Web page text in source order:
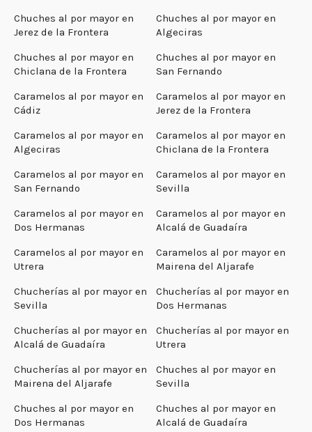
Chuches al por mayor en
Jerez de la Frontera
Chuches al por mayor en
Algeciras
Chuches al por mayor en
Chiclana de la Frontera
Chuches al por mayor en
San Fernando
Caramelos al por mayor en
Cádiz
Caramelos al por mayor en
Jerez de la Frontera
Caramelos al por mayor en
Algeciras
Caramelos al por mayor en
Chiclana de la Frontera
Caramelos al por mayor en
San Fernando
Caramelos al por mayor en
Sevilla
Caramelos al por mayor en
Dos Hermanas
Caramelos al por mayor en
Alcalá de Guadaíra
Caramelos al por mayor en
Utrera
Caramelos al por mayor en
Mairena del Aljarafe
Chucherías al por mayor en
Sevilla
Chucherías al por mayor en
Dos Hermanas
Chucherías al por mayor en
Alcalá de Guadaíra
Chucherías al por mayor en
Utrera
Chucherías al por mayor en
Mairena del Aljarafe
Chuches al por mayor en
Sevilla
Chuches al por mayor en
Dos Hermanas
Chuches al por mayor en
Alcalá de Guadaíra